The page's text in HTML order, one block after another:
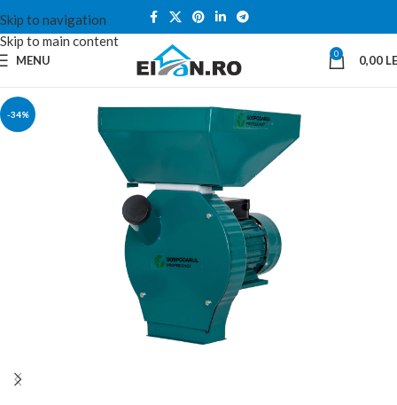
Skip to navigation
Skip to main content
MENU 0 0,00
-34%